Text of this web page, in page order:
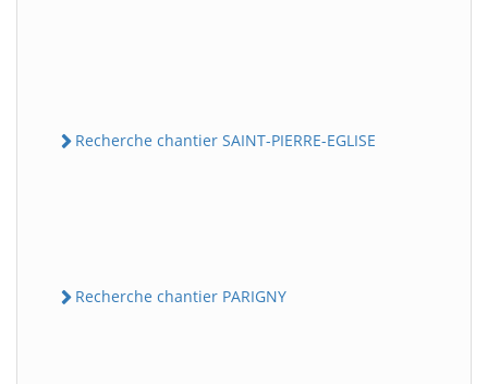
Recherche chantier SAINT-PIERRE-EGLISE
Recherche chantier PARIGNY